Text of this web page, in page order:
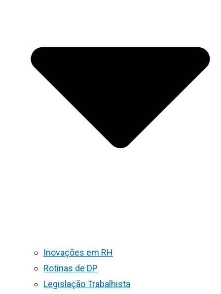
Inovações em RH
Rotinas de DP
Legislação Trabalhista